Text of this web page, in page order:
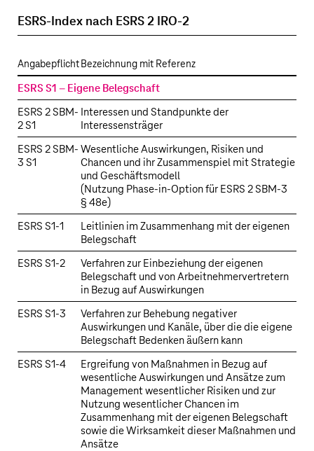
ESRS-Index nach ESRS 2 IRO-2
Angabepflicht Bezeichnung mit Referenz
ESRS S1 – Eigene Belegschaft
ESRS 2 SBM-
2 S1
Interessen und Standpunkte der
Interessensträger
ESRS 2 SBM-
3 S1
Wesentliche Auswirkungen, Risiken und
Chancen und ihr Zusammenspiel mit Strategie
und Geschäftsmodell
(Nutzung Phase-in-Option für ESRS 2 SBM-3
§ 48e)
ESRS S1‑1
Leitlinien im Zusammenhang mit der eigenen
Belegschaft
ESRS S1‑2
Verfahren zur Einbeziehung der eigenen
Belegschaft und von Arbeitnehmervertretern
in Bezug auf Auswirkungen
ESRS S1‑3
Verfahren zur Behebung negativer
Auswirkungen und Kanäle, über die die eigene
Belegschaft Bedenken äußern kann
ESRS S1‑4
Ergreifung von Maßnahmen in Bezug auf
wesentliche Auswirkungen und Ansätze zum
Management wesentlicher Risiken und zur
Nutzung wesentlicher Chancen im
Zusammenhang mit der eigenen Belegschaft
sowie die Wirksamkeit dieser Maßnahmen und
Ansätze